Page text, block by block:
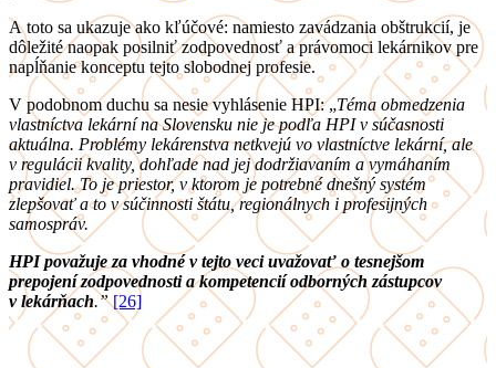
A toto sa ukazuje ako kľúčové: namiesto zavádzania obštrukcií, je
dôležité naopak posilniť zodpovednosť a právomoci lekárnikov pre
napĺňanie konceptu tejto slobodnej profesie.
V podobnom duchu sa nesie vyhlásenie HPI: „Téma obmedzenia
vlastníctva lekární na Slovensku nie je podľa HPI v súčasnosti
aktuálna. Problémy lekárenstva netkvejú vo vlastníctve lekární, ale
v regulácii kvality, dohľade nad jej dodržiavaním a vymáhaním
pravidiel. To je priestor, v ktorom je potrebné dnešný systém
zlepšovať a to v súčinnosti štátu, regionálnych i profesijných
samospráv.
HPI považuje za vhodné v tejto veci uvažovať o tesnejšom
prepojení zodpovednosti a kompetencií odborných zástupcov
v lekárňach.” [26]